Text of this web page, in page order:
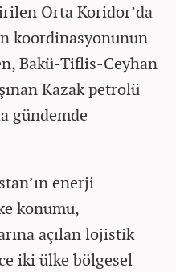
Orta Koridor’da
koordinasyonunun
Bakü-Tiflis-Ceyhan
Kazak petrolü
gündemde
enerji
konumu,
açılan lojistik
iki ülke bölgesel